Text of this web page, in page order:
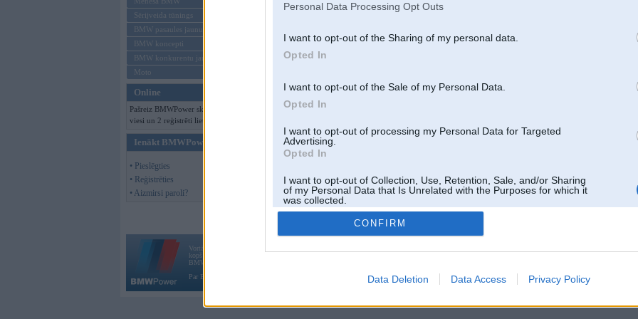
Personal Data Processing Opt Outs
I want to opt-out of the Sharing of my personal data.
Opted In
I want to opt-out of the Sale of my Personal Data.
Opted In
I want to opt-out of processing my Personal Data for Targeted
Advertising.
Opted In
I want to opt-out of Collection, Use, Retention, Sale, and/or Sharing
of my Personal Data that Is Unrelated with the Purposes for which it
was collected.
Opted Out
CONFIRM
Data Deletion Data Access Privacy Policy
Sērijveida tūnings
BMW pasaules jaunumi
BMW koncepti
BMW konkurentu jaunumi
Moto
Online
Pašreiz BMWPower skatās 170
viesi un 2 reģistrēti lietotāji.
Ienākt BMWPower
• Pieslēgties
• Reģistrēties
• Aizmirsi paroli?
Vortāls BMWPower.lv darbojas
kopš 2002. gada 14. maija. Tas nav auto klubs un nav saistīts ar
BMW AG.
Par BMWPower